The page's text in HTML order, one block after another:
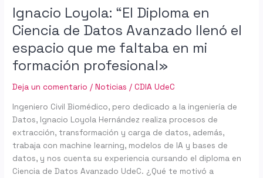
Ignacio Loyola: “El Diploma en
Ciencia de Datos Avanzado llenó el
espacio que me faltaba en mi
formación profesional»
Deja un comentario /Noticias /CDIA UdeC
Ingeniero Civil Biomédico, pero dedicado a la ingeniería de
Datos, Ignacio Loyola Hernández realiza procesos de
extracción, transformación y carga de datos, además,
trabaja con machine learning, modelos de IA y bases de
datos, y nos cuenta su experiencia cursando el diploma en
Ciencia de Datos Avanzado UdeC. ¿Qué te motivó a
espacio
que
me
faltaba
mi
formación